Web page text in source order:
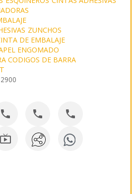
ZUNCHOS
DE EMBALAJE
ENGOMADO
CODIGOS DE BARRA
  
